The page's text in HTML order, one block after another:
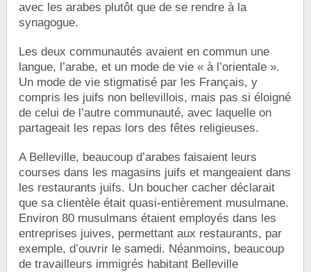
avec les arabes plutôt que de se rendre à la
synagogue.
Les deux communautés avaient en commun une
langue, l’arabe, et un mode de vie « à l’orientale ».
Un mode de vie stigmatisé par les Français, y
compris les juifs non bellevillois, mais pas si éloigné
de celui de l’autre communauté, avec laquelle on
partageait les repas lors des fêtes religieuses.
A Belleville, beaucoup d’arabes faisaient leurs
courses dans les magasins juifs et mangeaient dans
les restaurants juifs. Un boucher cacher déclarait
que sa clientèle était quasi-entièrement musulmane.
Environ 80 musulmans étaient employés dans les
entreprises juives, permettant aux restaurants, par
exemple, d’ouvrir le samedi. Néanmoins, beaucoup
de travailleurs immigrés habitant Belleville